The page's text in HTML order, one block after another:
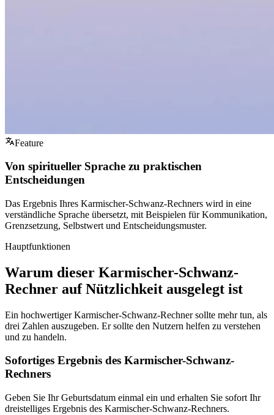
Feature
Von spiritueller Sprache zu praktischen
Entscheidungen
Das Ergebnis Ihres Karmischer-Schwanz-Rechners wird in eine
verständliche Sprache übersetzt, mit Beispielen für Kommunikation,
Grenzsetzung, Selbstwert und Entscheidungsmuster.
Hauptfunktionen
Warum dieser Karmischer-Schwanz-
Rechner auf Nützlichkeit ausgelegt ist
Ein hochwertiger Karmischer-Schwanz-Rechner sollte mehr tun, als
drei Zahlen auszugeben. Er sollte den Nutzern helfen zu verstehen
und zu handeln.
Sofortiges Ergebnis des Karmischer-Schwanz-
Rechners
Geben Sie Ihr Geburtsdatum einmal ein und erhalten Sie sofort Ihr
dreistelliges Ergebnis des Karmischer-Schwanz-Rechners.